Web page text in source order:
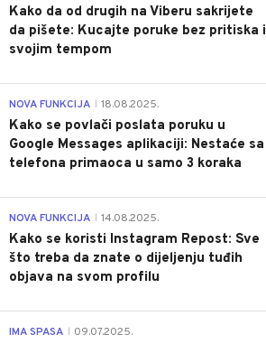
Kako da od drugih na Viberu sakrijete
da pišete: Kucajte poruke bez pritiska i
svojim tempom
NOVA FUNKCIJA 18.08.2025.
Kako se povlači poslata poruku u
Google Messages aplikaciji: Nestaće sa
telefona primaoca u samo 3 koraka
NOVA FUNKCIJA 14.08.2025.
Kako se koristi Instagram Repost: Sve
što treba da znate o dijeljenju tuđih
objava na svom profilu
IMA SPASA 09.07.2025.